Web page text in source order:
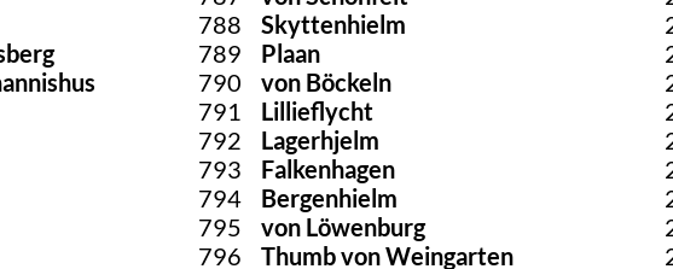
788
Skyttenhielm
789
Plaan
790
von Böckeln
791
Lillieflycht
792
Lagerhjelm
793
Falkenhagen
794
Bergenhielm
795
von Löwenburg
796
Thumb von Weingarten